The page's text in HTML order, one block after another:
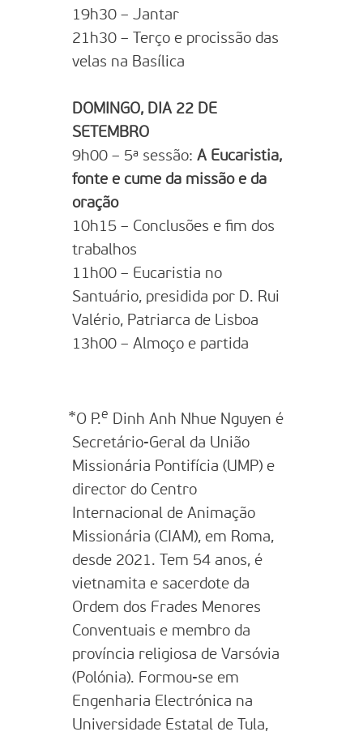
19h30 – Jantar
21h30 – Terço e procissão das
velas na Basílica
DOMINGO, DIA 22 DE
SETEMBRO
9h00 – 5ª sessão: A Eucaristia,
fonte e cume da missão e da
oração
10h15 – Conclusões e fim dos
trabalhos
11h00 – Eucaristia no
Santuário, presidida por D. Rui
Valério, Patriarca de Lisboa
13h00 – Almoço e partida
⃰ O P.e Dinh Anh Nhue Nguyen é
Secretário-Geral da União
Missionária Pontifícia (UMP) e
director do Centro
Internacional de Animação
Missionária (CIAM), em Roma,
desde 2021. Tem 54 anos, é
vietnamita e sacerdote da
Ordem dos Frades Menores
Conventuais e membro da
província religiosa de Varsóvia
(Polónia). Formou-se em
Engenharia Electrónica na
Universidade Estatal de Tula,